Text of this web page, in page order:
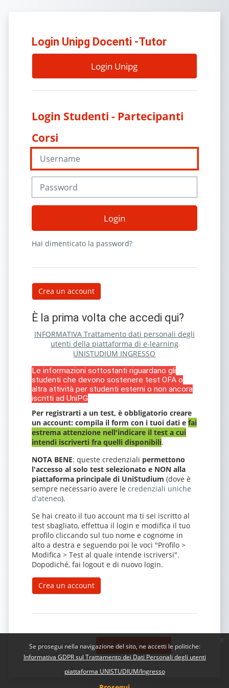
Se prosegui nella navigazione del sito, ne accetti le politiche:
Informativa GDPR sul Trattamento dei Dati Personali degli utenti
piattaforma UNISTUDIUM/Ingresso
x
Vai a creazione account
Login
Hai dimenticato la password?
È la prima volta che accedi qui?
INFORMATIVA Trattamento dati personali degli
utenti della piattaforma di e-learning
UNISTUDIUM INGRESSO
Le informazioni sottostanti riguardano gli
studenti che devono sostenere test OFA o
altra attività per studenti esterni o non ancora
iscritti ad UniPG
Per registrarti a un test, è obbligatorio creare
un account: compila il form con i tuoi dati efai
estrema attenzione nell'indicare il test a cui
intendi iscriverti fra quelli disponibili.
NOTA BENE: queste credenziali permettono
l'accesso al solo test selezionato e NON alla
piattaforma principale di UniStudium (dove è
sempre necessario avere lecredenziali uniche
d'ateneo).
Se hai creato il tuo account ma ti sei iscritto al
test sbagliato, effettua il login e modifica il tuo
profilo cliccando sul tuo nome e cognome in
alto a destra e seguendo poi le voci "Profilo >
Modifica > Test al quale intende iscriversi".
Dopodiché, fai logout e di nuovo login.
Crea un account
Crea un account
Login Unipg Docenti -Tutor
Login Unipg
Italiano ‎(it)‎ Informativa cookie